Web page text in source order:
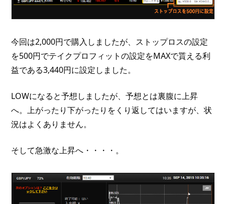
今回は2,000円で購入しましたが、ストップロスの設定
を500円でテイクプロフィットの設定をMAXで貰える利
益である3,440円に設定しました。
LOWになると予想しましたが、予想とは裏腹に上昇
へ。上がったり下がったりをくり返してはいますが、状
況はよくありません。
そして急激な上昇へ・・・・。